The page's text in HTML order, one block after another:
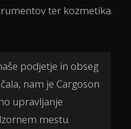
ter kozmetika.
podjetje in obseg
nam je Cargoson
upravljanje
mestu.